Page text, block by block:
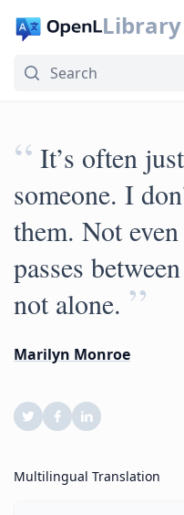
Library
“ It’s often
someone. I
them. Not
passes
not alone. ”
Marilyn Monroe
Multilingual Translation